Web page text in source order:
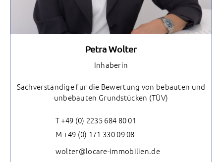
Petra Wolter
Inhaberin
Sachverständige für die Bewertung von bebauten und
unbebauten Grundstücken (TÜV)
T +49 (0) 2235 684 80 01
M +49 (0) 171 330 09 08
wolter@locare-immobilien.de